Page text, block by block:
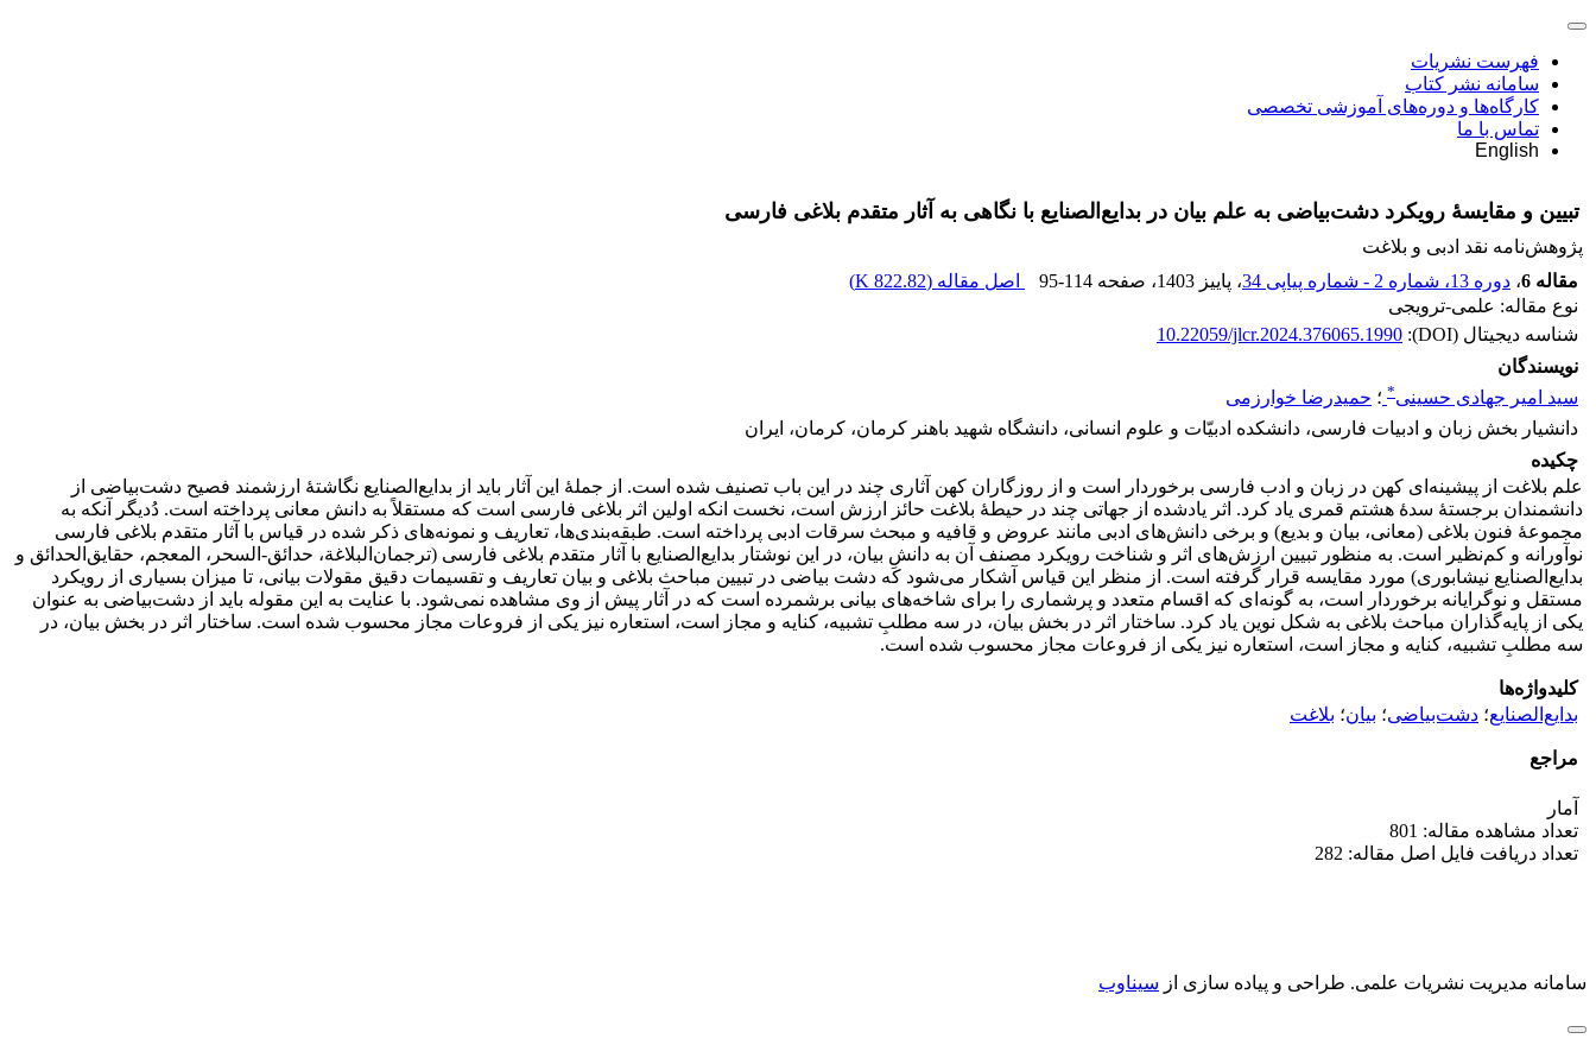
فهرست نشریات
سامانه نشر کتاب
کارگاه‌ها و دوره‌های آموزشی تخصصی
تماس با ما
English
تبیین و مقایسۀ رویکرد دشت‌بیاضی به علم بیان در بدایع‌الصنایع با نگاهی به آثار متقدم بلاغی فارسی
پژوهش‌نامه نقد ادبی و بلاغت
مقاله 6
، دوره 13، شماره 2 - شماره پیاپی 34 ، پاییز 1403 ، صفحه 95-114 اصل مقاله (822.82 K
)
نوع مقاله: علمی-ترویجی
شناسه دیجیتال (DOI):
10.22059/jlcr.2024.376065.1990
نویسندگان
سید امیر جهادی حسینی* ؛ حمیدرضا خوارزمی
دانشیار بخش زبان و ادبیات فارسی، دانشکده ادبیّات و علوم انسانی، دانشگاه شهید باهنر کرمان، کرمان، ایران
چکیده
علم بلاغت از پیشینه‌ای کهن در زبان و ادب فارسی برخوردار است و از روزگاران کهن آثاری چند در این باب تصنیف شده است. از جملۀ این آثار باید از بدایع‌الصنایع نگاشتۀ ارزشمند فصیح دشت‌بیاضی از
دانشمندان برجستۀ سدۀ هشتم قمری یاد کرد. اثر یادشده از جهاتی چند در حیطۀ بلاغت حائز ارزش است، نخست انکه اولین اثر بلاغی فارسی است که مستقلاً به دانش معانی پرداخته است. دُدیگر آنکه به
مجموعۀ فنون بلاغی (معانی، بیان و بدیع) و برخی دانش‌های ادبی مانند عروض و قافیه و مبحث سرقات ادبی پرداخته است. طبقه‌بندی‌ها، تعاریف و نمونه‌های ذکر شده در قیاس با آثار متقدم بلاغی فارسی
نوآورانه و کم‌نظیر است. به منظور تبیین ارزش‌های اثر و شناخت رویکرد مصنف آن به دانشِ بیان، در این نوشتار بدایع‌الصنایع با آثار متقدم بلاغی فارسی (ترجمان‌البلاغة، حدائق-السحر، المعجم، حقایق‌الحدائق و
بدایع‌الصنایع نیشابوری) مورد مقایسه قرار گرفته است. از منظر این قیاس آشکار می‌شود که دشت بیاضی در تبیین مباحث بلاغی و بیان تعاریف و تقسیمات دقیق مقولات بیانی، تا میزان بسیاری از رویکرد
مستقل و نوگرایانه برخوردار است، به گونه‌ای که اقسام متعدد و پرشماری را برای شاخه‌های بیانی برشمرده است که در آثار پیش از وی مشاهده نمی‌شود. با عنایت به این مقوله باید از دشت‌بیاضی به عنوان
یکی از پایه‌گذاران مباحث بلاغی به شکل نوین یاد کرد. ساختار اثر در بخش بیان، در سه مطلبِ تشبیه، کنایه و مجاز است، استعاره نیز یکی از فروعات مجاز محسوب شده است. ساختار اثر در بخش بیان، در
سه مطلبِ تشبیه، کنایه و مجاز است، استعاره نیز یکی از فروعات مجاز محسوب شده است.
کلیدواژه‌ها
بدایع‌الصنایع؛ دشت‌بیاضی؛ بیان؛ بلاغت
مراجع
آمار
تعداد مشاهده مقاله: 801
تعداد دریافت فایل اصل مقاله: 282
سامانه مدیریت نشریات علمی. طراحی و پیاده سازی از سیناوب